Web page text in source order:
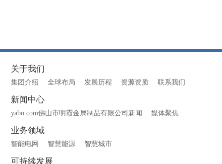
关于我们
集团介绍 全球布局 发展历程 资源资质 联系我们
新闻中心
yabo.com佛山市明霞金属制品有限公司新闻 媒体聚焦
业务领域
智能电网 智慧能源 智慧城市
可持续发展